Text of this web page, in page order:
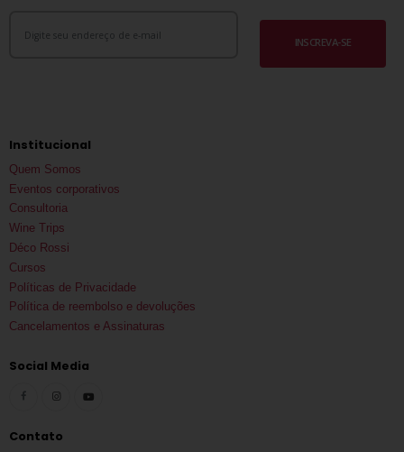
INSCREVA-SE
Institucional
Quem Somos
Eventos corporativos
Consultoria
Wine Trips
Déco Rossi
Cursos
Políticas de Privacidade
Política de reembolso e devoluções
Cancelamentos e Assinaturas
Social Media
Contato